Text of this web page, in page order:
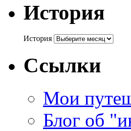
История
История
Ссылки
Мои
Блог об